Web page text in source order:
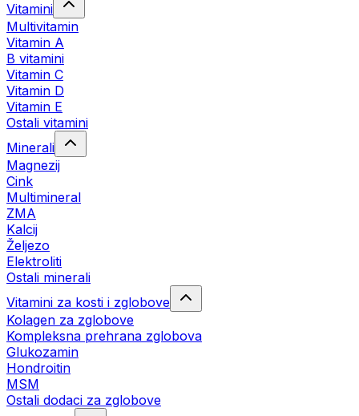
Vitamini
Multivitamin
Vitamin A
B vitamini
Vitamin C
Vitamin D
Vitamin E
Ostali vitamini
Minerali
Magnezij
Cink
Multimineral
ZMA
Kalcij
Željezo
Elektroliti
Ostali minerali
Vitamini za kosti i zglobove
Kolagen za zglobove
Kompleksna prehrana zglobova
Glukozamin
Hondroitin
MSM
Ostali dodaci za zglobove